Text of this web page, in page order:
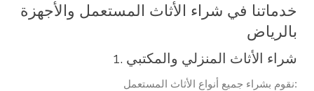
خدماتنا في شراء الأثاث المستعمل والأجهزة
بالرياض
1. شراء الأثاث المنزلي والمكتبي
نقوم بشراء جميع أنواع الأثاث المستعمل: